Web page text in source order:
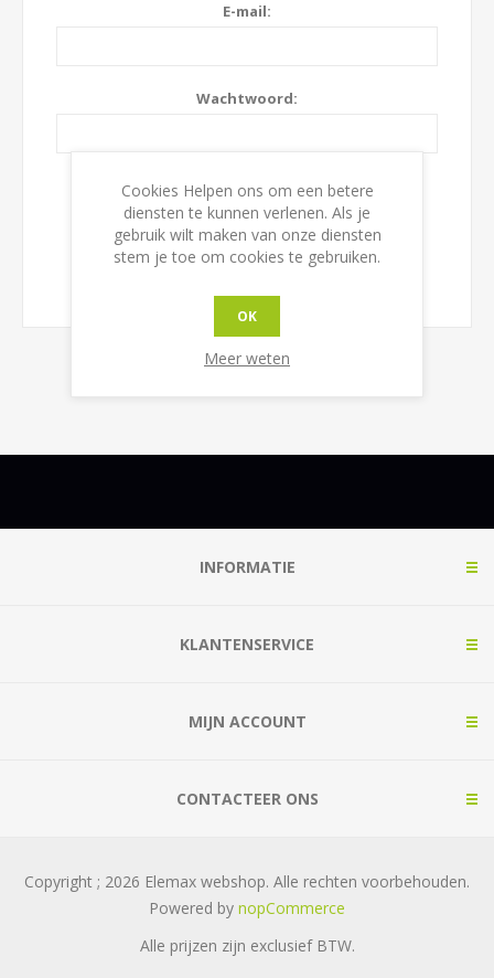
E-mail:
Wachtwoord:
Onthoudt mij? Wachtwoord vergeten?
INFORMATIE
KLANTENSERVICE
MIJN ACCOUNT
CONTACTEER ONS
Copyright ; 2026 Elemax webshop. Alle rechten voorbehouden.
Powered by nopCommerce
Alle prijzen zijn exclusief BTW.
Cookies Helpen ons om een betere
diensten te kunnen verlenen. Als je
gebruik wilt maken van onze diensten
stem je toe om cookies te gebruiken.
OK
Meer weten